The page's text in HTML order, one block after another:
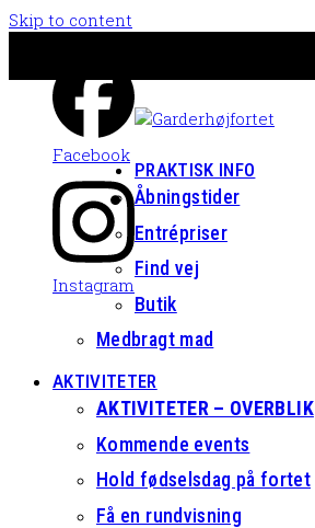
Skip to content
Facebook
Instagram
PRAKTISK INFO
Åbningstider
Entrépriser
Find vej
Butik
Medbragt mad
AKTIVITETER
AKTIVITETER – OVERBLIK
Kommende events
Hold fødselsdag på fortet
Få en rundvisning